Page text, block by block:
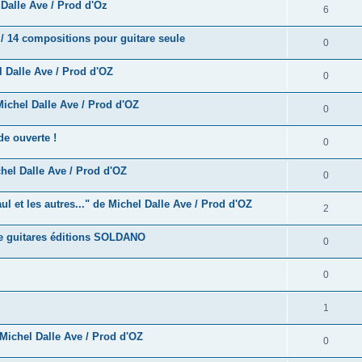
s
s
s
o
n
s
s
o
n
s
s
Ave / Prod d'Oz 6R
é
o
n
s
s
14 compositions pour guitare seule 0R
é
o
n
s
s
Dalle Ave / Prod d'OZ 0R
é
o
n
s
s
Dalle Ave / Prod d'OZ 0R
é
o
n
s
s
ouverte ! 0R
é
o
n
s
s
Dalle Ave / Prod d'OZ 0R
é
o
n
s
s
et les autres..." de Michel Dalle Ave / Prod d'OZ 2R
é
o
n
s
s
guitares éditions SOLDANO 0R
é
n
s
0R
é
o
n
1
é
Dalle Ave / Prod d'OZ 0R